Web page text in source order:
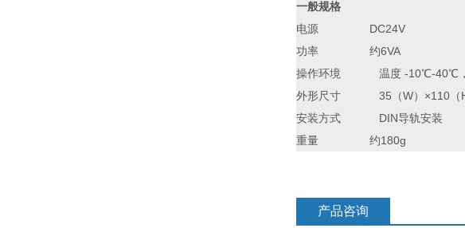
一般规格
电源 DC24V
功率 约6VA
操作环境 温度 -10℃-40℃，湿
外形尺寸 35（W）×110（H
安装方式 DIN导轨安装
重量 约180g
产品咨询